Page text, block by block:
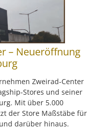
– Neueröffnung
Zweirad-Center
Stores und seiner
Mit über 5.000
der Store Maßstäbe für
darüber hinaus.